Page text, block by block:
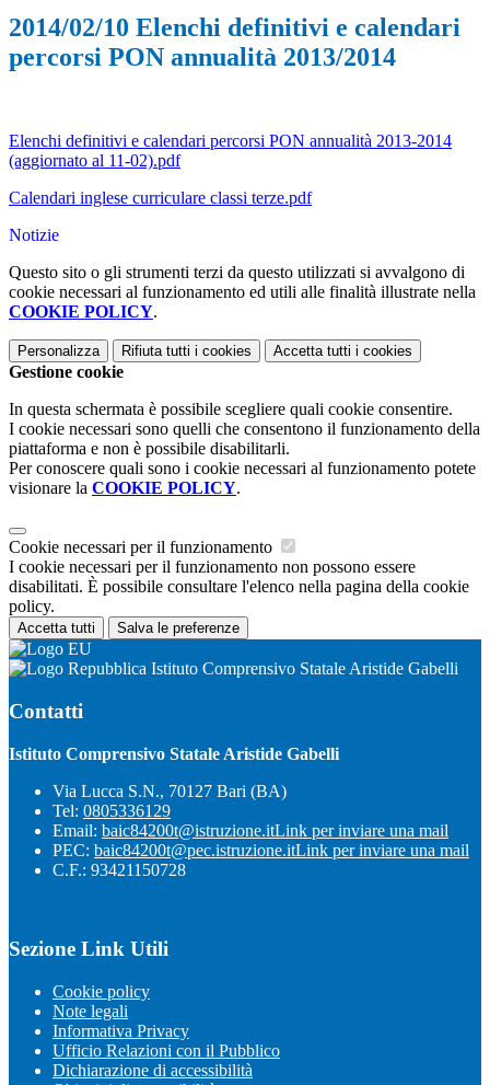
2014/02/10 Elenchi definitivi e calendari
percorsi PON annualità 2013/2014
Elenchi definitivi e calendari percorsi PON annualità 2013-2014
(aggiornato al 11-02).pdf
Calendari inglese curriculare classi terze.pdf
Notizie
Questo sito o gli strumenti terzi da questo utilizzati si avvalgono di
cookie necessari al funzionamento ed utili alle finalità illustrate nella
COOKIE POLICY.
Personalizza Rifiuta tutti i cookies Accetta tutti i cookies
Gestione cookie
In questa schermata è possibile scegliere quali cookie consentire.
I cookie necessari sono quelli che consentono il funzionamento della
piattaforma e non è possibile disabilitarli.
Per conoscere quali sono i cookie necessari al funzionamento potete
visionare la COOKIE POLICY.
Cookie necessari per il funzionamento
I cookie necessari per il funzionamento non possono essere
disabilitati. È possibile consultare l'elenco nella pagina della cookie
policy.
Accetta tutti Salva le preferenze
Istituto Comprensivo Statale Aristide Gabelli
Contatti
Istituto Comprensivo Statale Aristide Gabelli
Via Lucca S.N., 70127 Bari (BA)
Tel: 0805336129
Email: baic84200t@istruzione.itLink per inviare una mail
PEC: baic84200t@pec.istruzione.itLink per inviare una mail
C.F.: 93421150728
Sezione Link Utili
Cookie policy
Note legali
Informativa Privacy
Ufficio Relazioni con il Pubblico
Dichiarazione di accessibilità